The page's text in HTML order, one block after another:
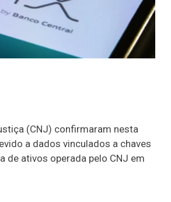
(CNJ) confirmaram nesta
a dados vinculados a chaves
de ativos operada pelo CNJ em